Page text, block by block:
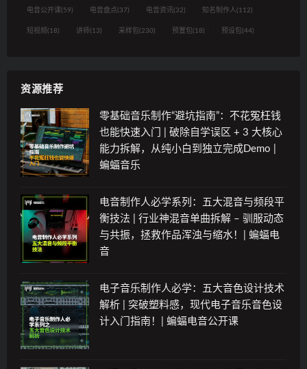
电音公开课(59) 电音盘点(37) 电音资讯(32) 知名制作人(112)
短视频 (18) 讲师(13) 采样包(230) 预置包(18) 预设包(44)
资源推荐
零基础音乐制作“避坑指南”：不花冤枉钱
也能快速入门 | 破除自学误区 + 3 大核心
能力拆解，从纯小白到独立完成Demo |
蝙蝠音乐
电音制作人必学系列：五大混音与频段平
衡技法 | 行业神混音单曲拆解 – 驯服动态
与共振，拯救作品浑浊与缩水！| 蝙蝠电
音
电子音乐制作人必学：五大音色设计技术
解析 | 突破塑料感，现代电子音乐音色设
计入门指南！| 蝙蝠电音公开课